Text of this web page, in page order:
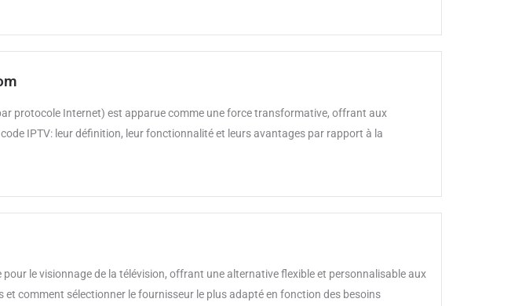
protocole Internet) est apparue comme une force transformative, offrant aux
IPTV: leur définition, leur fonctionnalité et leurs avantages par rapport à la
le visionnage de la télévision, offrant une alternative flexible et personnalisable aux
et comment sélectionner le fournisseur le plus adapté en fonction des besoins